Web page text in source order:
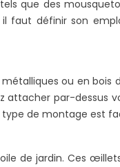
Lire la suite
que des
faut définir son
ou en bois
attacher par-dessus
de montage est
de jardin. Ces